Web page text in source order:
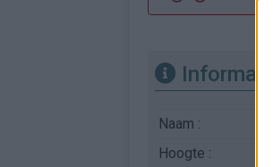
Informatie
Naam :
Hoogte :